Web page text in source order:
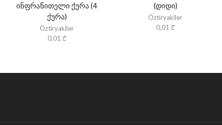
ინფრაწითელი ქურა (4
ქურა)
Öztiryakiler
0,01 ₾
(დიდი)
Öztiryakiler
0,01 ₾